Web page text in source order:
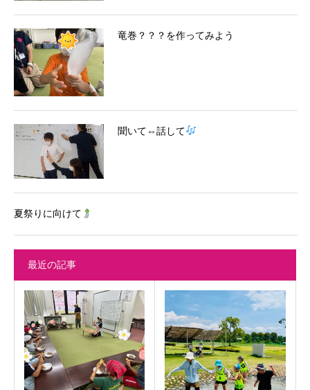
竜巻？？？を作ってみよう
聞いて⇔話して
夏祭りに向けて
最近の記事